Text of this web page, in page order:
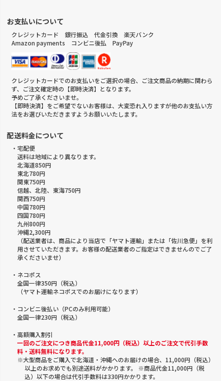
お支払いについて
クレジットカード 銀行振込 代金引換 楽天バンク
Amazon payments コンビニ後払 PayPay
クレジットカードでのお支払いをご選択の場合、ご注文商品の納期に関わら
ず、ご注文確定時の【即時決済】となります。
予めご了承くださいませ。
【即時決済】をご希望でないお客様は、大変恐れ入りますが他のお支払い方
法をお選びいただきますようお願いいたします。
配送料金について
・宅配便
送料は地域により異なります。
北海道850円
東北780円
関東750円
信越、北陸、東海750円
関西750円
中国780円
四国780円
九州800円
沖縄2,300円
（配送業者は、商品により当店で「ヤマト運輸」または「佐川急便」を利
用させていただきます。お客様の配送業者のご指定はできませんのでご了
承くださいませ）
・ネコポス
全国一律350円（税込）
（ヤマト運輸ネコポスでのお届けになります）
・コンビニ後払い（PCのみ利用可能）
全国一律230円（税込）
・高額購入割引
一回のご注文につき商品代金11,000円（税込）以上のご注文で代引手数
料・送料無料になります。
※大型商品をご購入で北海道・沖縄へのお届けの場合、11,000円（税込）
以上のお求めでも別途送料がかかります。 ※商品代金11,000円（税
込）以下の場合は代引手数料は330円かかります。